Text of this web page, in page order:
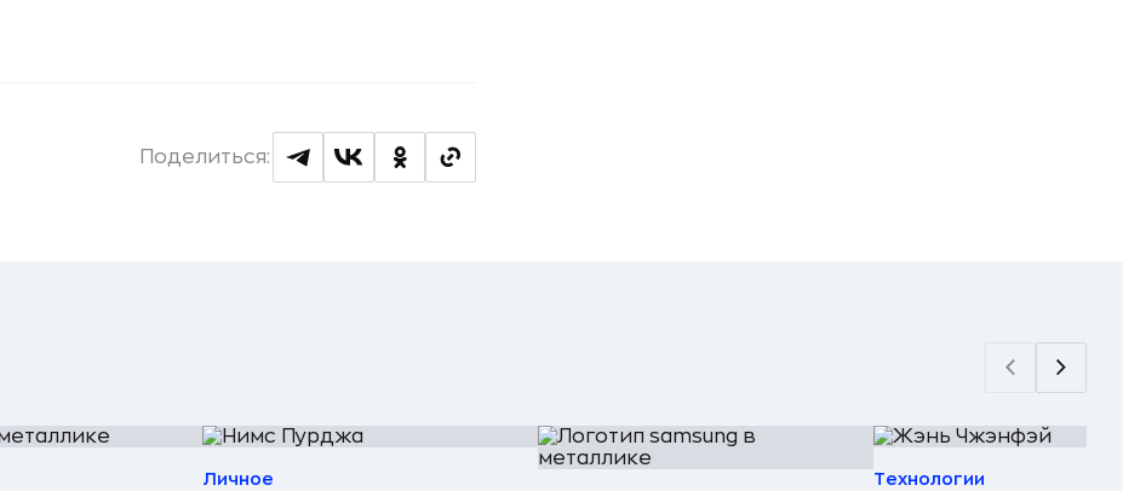
Поделиться:
Личное Технологии